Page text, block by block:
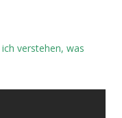
verstehen, was